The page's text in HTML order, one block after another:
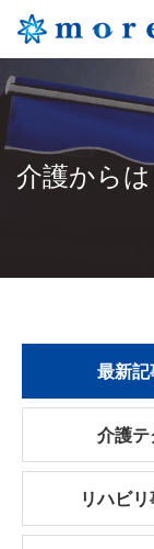
介護から
最新記
介護テ
リハビ